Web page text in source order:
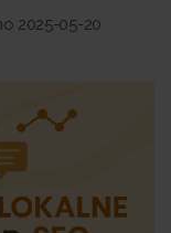
2025-05-20